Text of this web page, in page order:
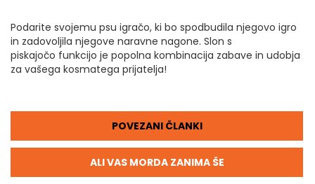
Podarite svojemu psu igračo, ki bo spodbudila njegovo igro
in zadovoljila njegove naravne nagone. Slon s
piskajočo funkcijo je popolna kombinacija zabave in udobja
za vašega kosmatega prijatelja!
POVEZANI ČLANKI
ALI VAS MORDA ZANIMA ŠE